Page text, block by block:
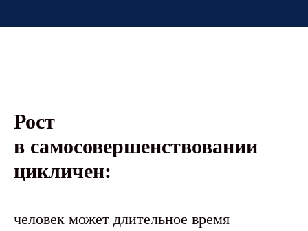
Рост
в самосовершенствовании
цикличен:
человек может длительное время